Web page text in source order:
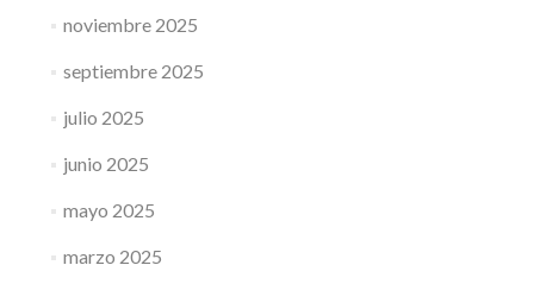
noviembre 2025
septiembre 2025
julio 2025
junio 2025
mayo 2025
marzo 2025